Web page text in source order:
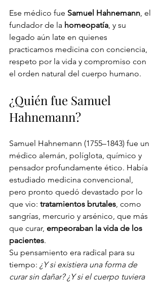
Ese médico fue Samuel Hahnemann , el
fundador de la homeopatía , y su
legado aún late en quienes
practicamos medicina con conciencia,
respeto por la vida y compromiso con
el orden natural del cuerpo humano.
¿Quién fue Samuel
Hahnemann?
Samuel Hahnemann (1755–1843) fue un
médico alemán, políglota, químico y
pensador profundamente ético. Había
estudiado medicina convencional,
pero pronto quedó devastado por lo
que vio: tratamientos brutales , como
sangrías, mercurio y arsénico, que más
que curar, empeoraban la vida de los
pacientes.
Su pensamiento era radical para su
tiempo: ¿Y si existiera una forma de
curar sin dañar? ¿Y si el cuerpo tuviera